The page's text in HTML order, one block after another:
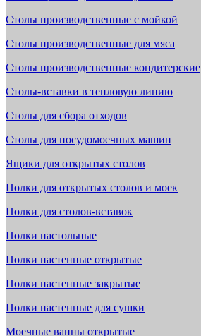
Столы производственные с мойкой
Столы производственные для мяса
Столы производственные кондитерские
Столы-вставки в тепловую линию
Столы для сбора отходов
Столы для посудомоечных машин
Ящики для открытых столов
Полки для открытых столов и моек
Полки для столов-вставок
Полки настольные
Полки настенные открытые
Полки настенные закрытые
Полки настенные для сушки
Моечные ванны открытые